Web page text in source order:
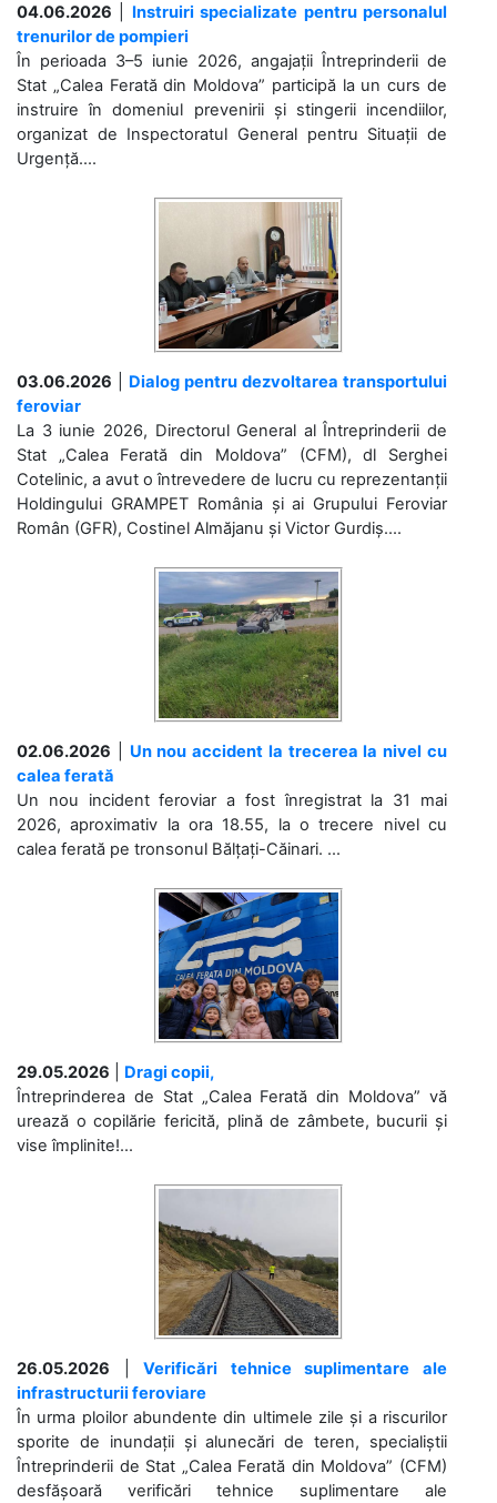
04.06.2026
Instruiri specializate pentru personalul
trenurilor de pompieri
În perioada 3–5 iunie 2026, angajații Întreprinderii de
Stat „Calea Ferată din Moldova” participă la un curs de
instruire în domeniul prevenirii și stingerii incendiilor,
organizat de Inspectoratul General pentru Situații de
Urgență....
03.06.2026
Dialog pentru dezvoltarea transportului
feroviar
La 3 iunie 2026, Directorul General al Întreprinderii de
Stat „Calea Ferată din Moldova” (CFM), dl Serghei
Cotelinic, a avut o întrevedere de lucru cu reprezentanții
Holdingului GRAMPET România și ai Grupului Feroviar
Român (GFR), Costinel Almăjanu și Victor Gurdiș....
02.06.2026
Un nou accident la trecerea la nivel cu
calea ferată
Un nou incident feroviar a fost înregistrat la 31 mai
2026, aproximativ la ora 18.55, la o trecere nivel cu
calea ferată pe tronsonul Bălțați-Căinari. ...
29.05.2026
Dragi copii,
Întreprinderea de Stat „Calea Ferată din Moldova” vă
urează o copilărie fericită, plină de zâmbete, bucurii și
vise împlinite!...
26.05.2026 |Verificări tehnice suplimentare ale
infrastructurii feroviare
În urma ploilor abundente din ultimele zile și a riscurilor
sporite de inundații și alunecări de teren, specialiștii
Întreprinderii de Stat „Calea Ferată din Moldova” (CFM)
desfășoară verificări tehnice suplimentare ale